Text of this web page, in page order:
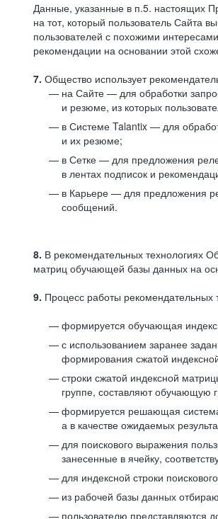
Данные, указанные в п.5. настоящих
на тот, который пользователь Сайта
пользователей с похожими
рекомендации на основании этой
7. Общество использует
на Сайте — для обработки
и резюме, из которых
в Системе Talantix — для
и их резюме;
в Сетке — для предложения
в лентах подписок и
в Карьере — для предложения
сообщений.
8. В рекомендательных технологиях
матриц обучающей базы данных на
9. Процесс работы
формируется обучающая
с использованием заранее
формирования сжатой
строки сжатой индексной
группе, составляют обучающую
формируется решающая
а в качестве ожидаемых
для поискового выражения
занесенные в ячейку,
для индексной строки
из рабочей базы данных
пользователю представляются